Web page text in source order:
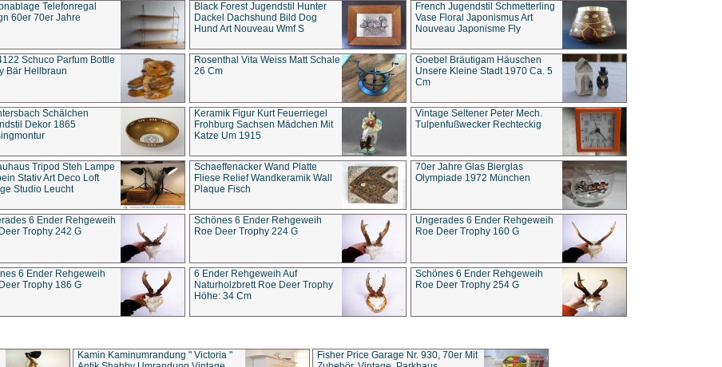
Telefonregal
60er 70er Jahre
Black Forest Jugendstil Hunter
Dackel Dachshund Bild Dog
Hund Art Nouveau Wmf S
French Jugendstil Schmetterling
Vase Floral Japonismus Art
Nouveau Japonisme Fly
Schuco Parfum Bottle
Bär Hellbraun
Rosenthal Vita Weiss Matt Schale
26 Cm
Goebel Bräutigam Häuschen
Unsere Kleine Stadt 1970 Ca. 5
Cm
Schälchen
Dekor 1865
Keramik Figur Kurt Feuerriegel
Frohburg Sachsen Mädchen Mit
Katze Um 1915
Vintage Seltener Peter Mech.
Tulpenfußwecker Rechteckig
Tripod Steh Lampe
Stativ Art Deco Loft
Studio Leucht
Schaeffenacker Wand Platte
Fliese Relief Wandkeramik Wall
Plaque Fisch
70er Jahre Glas Bierglas
Olympiade 1972 München
6 Ender Rehgeweih
Trophy 242 G
Schönes 6 Ender Rehgeweih
Roe Deer Trophy 224 G
Ungerades 6 Ender Rehgeweih
Roe Deer Trophy 160 G
6 Ender Rehgeweih
Trophy 186 G
6 Ender Rehgeweih Auf
Naturholzbrett Roe Deer Trophy
Höhe: 34 Cm
Schönes 6 Ender Rehgeweih
Roe Deer Trophy 254 G
Kamin Kaminumrandung " Victoria "
Fisher Price Garage Nr. 930, 70er Mit